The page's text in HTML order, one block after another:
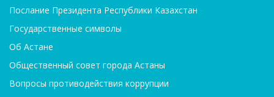
Послание Президента Республики Казахстан
Государственные символы
Об Астане
Общественный совет города Астаны
Вопросы противодействия коррупции